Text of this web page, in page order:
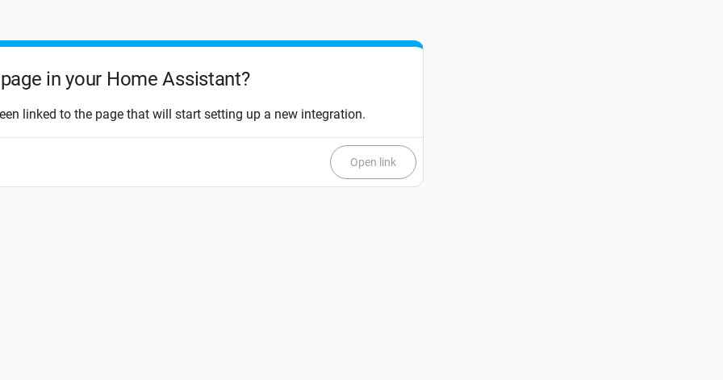
in your Home Assistant?
linked to the page that will start setting up a new integration.
Open link